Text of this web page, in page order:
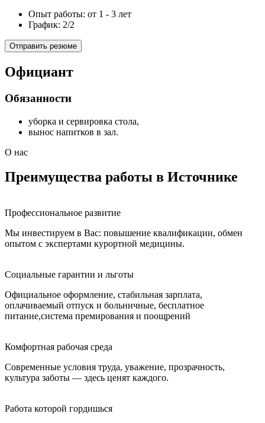
Опыт работы: от 1 - 3 лет
График: 2/2
Отправить резюме
Официант
Обязанности
уборка и сервировка стола,
вынос напитков в зал.
О нас
Преимущества работы в Источнике
Профессиональное развитие
Мы инвестируем в Вас: повышение квалификации, обмен
опытом с экспертами курортной медицины.
Социальные гарантии и льготы
Официальное оформление, стабильная зарплата,
оплачиваемый отпуск и больничные, бесплатное
питание,система премирования и поощрений
Комфортная рабочая среда
Современные условия труда, уважение, прозрачность,
культура заботы — здесь ценят каждого.
Работа которой гордишься